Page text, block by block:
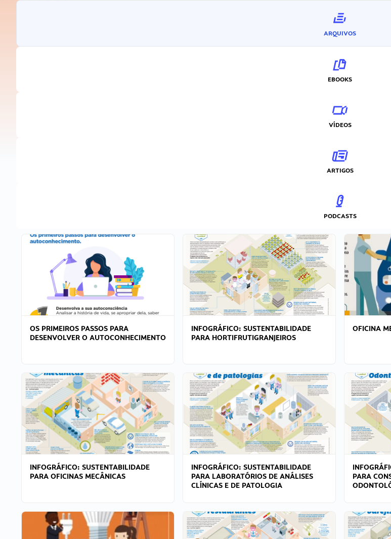
ARQUIVOS
EBOOKS
VÍDEOS
ARTIGOS
PODCASTS
OS PRIMEIROS PASSOS PARA
DESENVOLVER O AUTOCONHECIMENTO
INFOGRÁFICO: SUSTENTABILIDADE
PARA HORTIFRUTIGRANJEIROS
OFICINA
INFOGRÁFICO: SUSTENTABILIDADE
PARA OFICINAS MECÂNICAS
INFOGRÁFICO: SUSTENTABILIDADE
PARA LABORATÓRIOS DE ANÁLISES
CLÍNICAS E DE PATOLOGIA
PARA